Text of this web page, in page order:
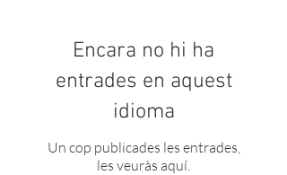
Encara no hi ha
entrades en aquest
idioma
Un cop publicades les entrades,
les veuràs aquí.